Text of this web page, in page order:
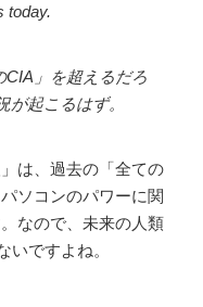
today.
CIA」を超えるだろ
が起こるはず。
は、過去の「全ての
ソコンのパワーに関
なので、未来の人類
いですよね。